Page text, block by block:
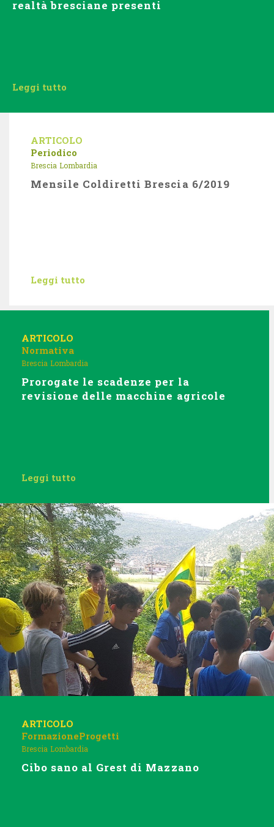
realtà bresciane presenti
Leggi tutto
ARTICOLO
Periodico
Brescia Lombardia
Mensile Coldiretti Brescia 6/2019
Leggi tutto
ARTICOLO
Normativa
Brescia Lombardia
Prorogate le scadenze per la
revisione delle macchine agricole
Leggi tutto
ARTICOLO
FormazioneProgetti
Brescia Lombardia
Cibo sano al Grest di Mazzano